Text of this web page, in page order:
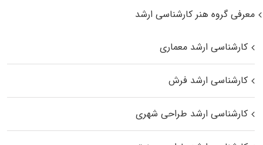
معرفی گروه هنر کارشناسی ارشد
کارشناسی ارشد معماری
کارشناسی ارشد فرش
کارشناسی ارشد طراحی شهری